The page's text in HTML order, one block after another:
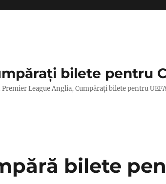
bilete pentru
League Anglia, Cumpărați bilete pentru
bilete